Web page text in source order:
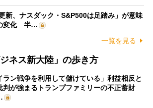
新、ナスダック・S&P500は足踏み」が意味
変化 半…
一覧を見る
ネス新大陸」の歩き方
ラン戦争を利用して儲けている」利益相反と
判が強まるトランプファミリーの不正蓄財